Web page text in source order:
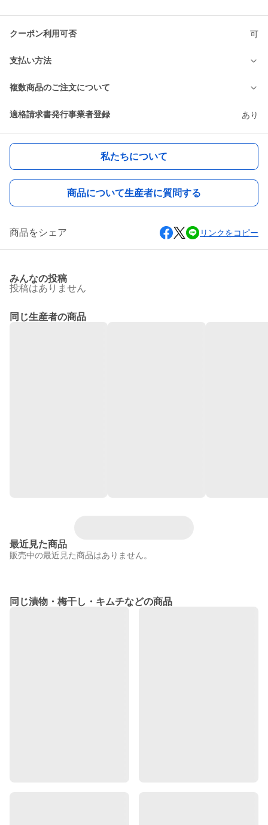
クーポン利用可否 可
支払い方法
複数商品のご注文について
適格請求書発行事業者登録 あり
私たちについて
商品について生産者に質問する
商品をシェア リンクをコピー
みんなの投稿
投稿はありません
同じ生産者の商品
最近見た商品
販売中の最近見た商品はありません。
同じ漬物・梅干し・キムチなどの商品